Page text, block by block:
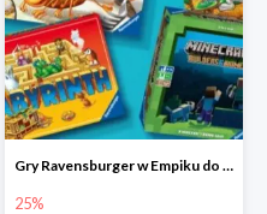
Gry Ravensburger w Empiku do -25%
25%